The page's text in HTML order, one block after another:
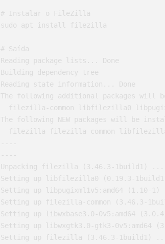
# Instalar o FileZilla
sudo apt install filezilla
# Saída
Reading package lists... Done
Building dependency tree
Reading state information... Done
The following additional packages will
The following NEW packages will be
----
----
Unpacking filezilla (3.46.3-1build1) ...
Setting up libfilezilla0 (0.19.3-
Setting up libpugixml1v5:amd64 (1.10-
Setting up filezilla-common (3.46.3-
Setting up libwxbase3.0-0v5:amd64
Setting up libwxgtk3.0-gtk3-0v5:amd64
Setting up filezilla (3.46.3-1build1)